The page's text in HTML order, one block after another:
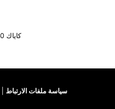
كاياك 2020 أفضل نظافة
سياسة ملفات الارتباط